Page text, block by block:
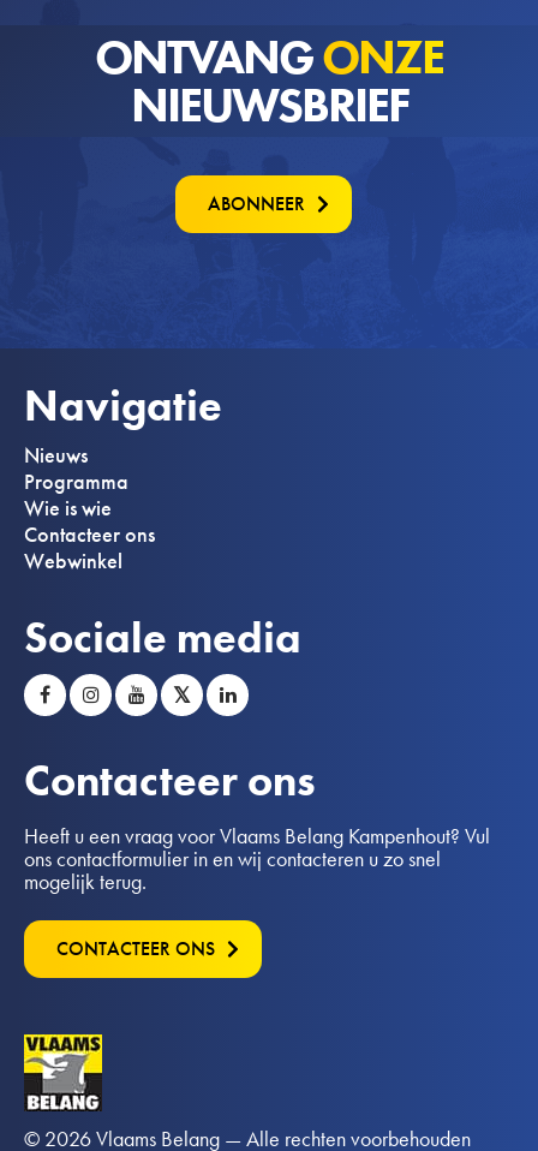
ONTVANGONZE
NIEUWSBRIEF
ABONNEER
Navigatie
Nieuws
Programma
Wie is wie
Contacteer ons
Webwinkel
Sociale media
𝕏
Contacteer ons
Heeft u een vraag voor Vlaams Belang Kampenhout? Vul
ons contactformulier in en wij contacteren u zo snel
mogelijk terug.
CONTACTEER ONS
© 2026 Vlaams Belang — Alle rechten voorbehouden